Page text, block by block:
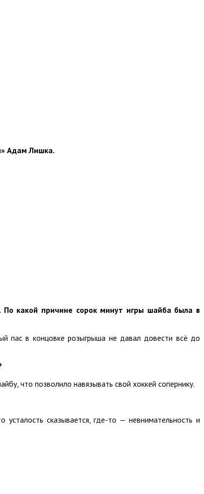
Адам Лишка.
какой причине сорок минут игры шайба была в
пас в концовке розыгрыша не давал довести всё до
что позволило навязывать свой хоккей сопернику.
сказывается, где-то — невнимательность и